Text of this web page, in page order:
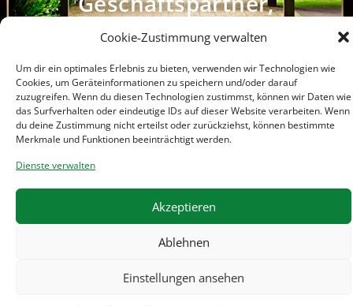
Cookie-Zustimmung verwalten
Um dir ein optimales Erlebnis zu bieten, verwenden wir Technologien wie
Cookies, um Geräteinformationen zu speichern und/oder darauf
zuzugreifen. Wenn du diesen Technologien zustimmst, können wir Daten wie
das Surfverhalten oder eindeutige IDs auf dieser Website verarbeiten. Wenn
du deine Zustimmung nicht erteilst oder zurückziehst, können bestimmte
Merkmale und Funktionen beeinträchtigt werden.
Dienste verwalten
Akzeptieren
Ablehnen
Einstellungen ansehen
Kollegen, Freunde und
Bekannte.
Klicke auf "Ich stimme zu", um Google
Cookie-Richtlinie
Ich stimme zu